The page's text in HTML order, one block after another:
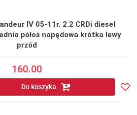
IV 05-11r. 2.2 CRDi diesel
półoś napędowa krótka lewy
przód
160.00
Do koszyka